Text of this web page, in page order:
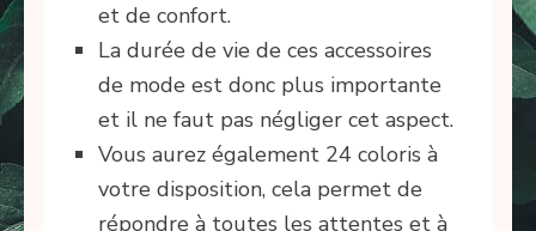
et de confort.
La durée de vie de ces accessoires
de mode est donc plus importante
et il ne faut pas négliger cet aspect.
Vous aurez également 24 coloris à
votre disposition, cela permet de
répondre à toutes les attentes et à